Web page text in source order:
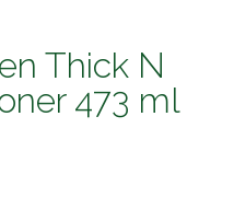
Thick N
473 ml